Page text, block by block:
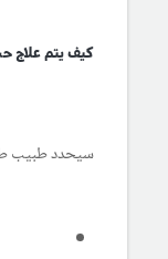
كيف يتم علاج
سيحدد طبيب